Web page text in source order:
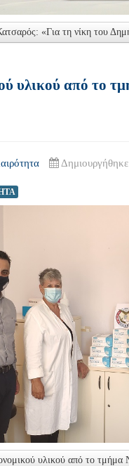
«Για τη νίκη του
υλικoύ από το
υλικoύ από το